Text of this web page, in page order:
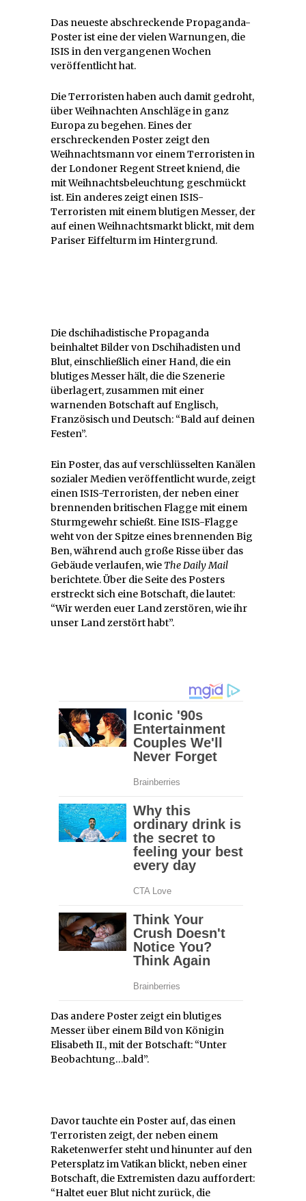
Das neueste abschreckende Propaganda-
Poster ist eine der vielen Warnungen, die
ISIS in den vergangenen Wochen
veröffentlicht hat.
Die Terroristen haben auch damit gedroht,
über Weihnachten Anschläge in ganz
Europa zu begehen. Eines der
erschreckenden Poster zeigt den
Weihnachtsmann vor einem Terroristen in
der Londoner Regent Street kniend, die
mit Weihnachtsbeleuchtung geschmückt
ist. Ein anderes zeigt einen ISIS-
Terroristen mit einem blutigen Messer, der
auf einen Weihnachtsmarkt blickt, mit dem
Pariser Eiffelturm im Hintergrund.
Die dschihadistische Propaganda
beinhaltet Bilder von Dschihadisten und
Blut, einschließlich einer Hand, die ein
blutiges Messer hält, die die Szenerie
überlagert, zusammen mit einer
warnenden Botschaft auf Englisch,
Französisch und Deutsch: “Bald auf deinen
Festen”.
Ein Poster, das auf verschlüsselten Kanälen
sozialer Medien veröffentlicht wurde, zeigt
einen ISIS-Terroristen, der neben einer
brennenden britischen Flagge mit einem
Sturmgewehr schießt. Eine ISIS-Flagge
weht von der Spitze eines brennenden Big
Ben, während auch große Risse über das
Gebäude verlaufen, wie The Daily Mail
berichtete. Über die Seite des Posters
erstreckt sich eine Botschaft, die lautet:
“Wir werden euer Land zerstören, wie ihr
unser Land zerstört habt”.
Das andere Poster zeigt ein blutiges
Messer über einem Bild von Königin
Elisabeth II., mit der Botschaft: “Unter
Beobachtung…bald”.
Davor tauchte ein Poster auf, das einen
Terroristen zeigt, der neben einem
Raketenwerfer steht und hinunter auf den
Petersplatz im Vatikan blickt, neben einer
Botschaft, die Extremisten dazu auffordert:
“Haltet euer Blut nicht zurück, die